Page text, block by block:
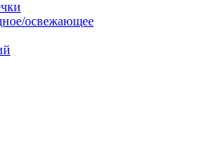
освежающее